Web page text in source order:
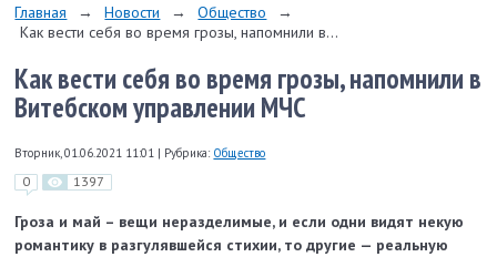
Главная → Новости → Общество
→
Как вести себя во время грозы, напомнили в...
Как вести себя во время грозы, напомнили в
Витебском управлении МЧС
Вторник, 01.06.2021 11:01 | Рубрика: Общество
0 1397
Гроза и май – вещи неразделимые, и если одни видят некую
романтику в разгулявшейся стихии, то другие — реальную